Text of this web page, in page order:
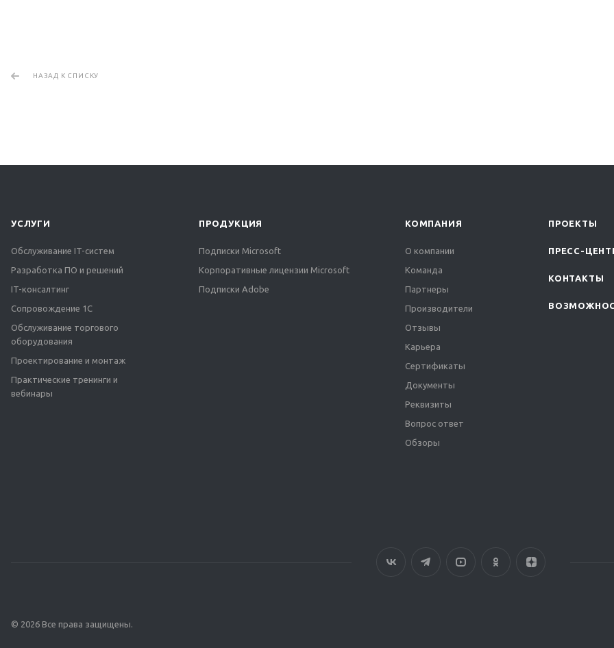
НАЗАД К СПИСКУ
УСЛУГИ
Обслуживание IT-систем
Разработка ПО и решений
IT-консалтинг
Сопровождение 1С
Обслуживание торгового
оборудования
Проектирование и монтаж
Практические тренинги и
вебинары
ПРОДУКЦИЯ
Подписки Microsoft
Корпоративные лицензии Microsoft
Подписки Adobe
КОМПАНИЯ
О компании
Команда
Партнеры
Производители
Отзывы
Карьера
Сертификаты
Документы
Реквизиты
Вопрос ответ
Обзоры
ПРОЕКТЫ
ПРЕСС-
КОНТАКТЫ
© 2026 Все права защищены.